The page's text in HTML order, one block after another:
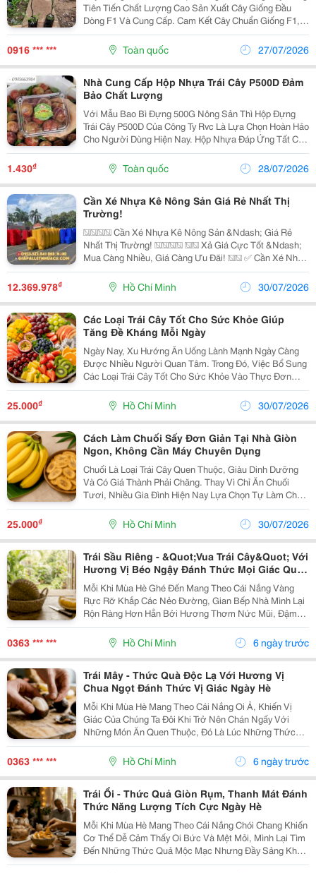
Tiên Tiến Chất Lượng Cao Sản Xuất Cây Giống Đầu
Dòng F1 Và Cung Cấp. Cam Kết Cây Chuẩn Giống F1,
Chất Lượng Cao. Sđt: 0916.430.455 * Đặc Điểm: Cây
Giống Và Trái Cây Cam Xoàn Rất Chắc Khoẻ, Cho Trái...
0916 *** *** Toàn quốc 27/07/2026
Nhà Cung Cấp Hộp Nhựa Trái Cây P500D Đảm
Bảo Chất Lượng
Với Mẫu Bao Bì Đựng 500G Nông Sản Thì Hộp Đựng
Trái Cây P500D Của Công Ty Rvc Là Lựa Chọn Hoàn Hảo
Cho Người Dùng Hiện Nay. Hộp Nhựa Đáp Ứng Tất Cả
Các Tiêu Chí Trong Đóng Gói Cũng Như Bảo Quản Nông
Sản, Mang Đến Giải Pháp Tòan Diện Cho Doanh
Nghiệp,...
1.430₫ Toàn quốc 28/07/2026
Cần Xé Nhựa Kê Nông Sản Giá Rẻ Nhất Thị
Trường!
���� Cần Xé Nhựa Kê Nông Sản &Ndash; Giá Rẻ
Nhất Thị Trường! ���� �� Xả Giá Cực Tốt &Ndash;
Mua Càng Nhiều, Giá Càng Ưu Đãi! �� ✅ Cần Xé Nhựa
Bền Đẹp, Chịu Lực Tốt �� ✅ Phù Hợp Đựng Trái Cây
���� , Rau Củ ���� , Lúa �� , Hải Sản ���� Và
Nhiều...
12.369.978₫ Hồ Chí Minh 30/07/2026
Các Loại Trái Cây Tốt Cho Sức Khỏe Giúp
Tăng Đề Kháng Mỗi Ngày
Ngày Nay, Xu Hướng Ăn Uống Lành Mạnh Ngày Càng
Được Nhiều Người Quan Tâm. Trong Đó, Việc Bổ Sung
Các Loại Trái Cây Tốt Cho Sức Khỏe Vào Thực Đơn
Hằng Ngày Là Cách Đơn Giản Giúp Cơ Thể Hấp Thụ
Nhiều Vitamin, Khoáng Chất Và Chất Chống Oxy Hóa
Tự Nhiên....
25.000₫ Hồ Chí Minh 30/07/2026
Cách Làm Chuối Sấy Đơn Giản Tại Nhà Giòn
Ngon, Không Cần Máy Chuyên Dụng
Chuối Là Loại Trái Cây Quen Thuộc, Giàu Dinh Dưỡng
Và Có Giá Thành Phải Chăng. Thay Vì Chỉ Ăn Chuối
Tươi, Nhiều Gia Đình Hiện Nay Lựa Chọn Tự Làm Chuối
Sấy Để Tạo Ra Món Ăn Vặt Thơm Ngon, Tiện Lợi Và An
Toàn Cho Sức Khỏe. Không Chỉ Giúp Bảo Quản...
25.000₫ Hồ Chí Minh 30/07/2026
Trái Sầu Riêng - &Quot;Vua Trái Cây&Quot; Với
Hương Vị Béo Ngậy Đánh Thức Mọi Giác Quan
Ngày Hè
Mỗi Khi Mùa Hè Ghé Đến Mang Theo Cái Nắng Vàng
Rực Rỡ Khắp Các Nẻo Đường, Gian Bếp Nhà Mình Lại
Rộn Ràng Hơn Hẳn Bởi Hương Thơm Nức Mũi, Đậm
Đà Khó Cưỡng Của Những Múi Sầu Riêng Chín Cây.
Giữa Muôn Vàn Các Loại Trái Cây Mùa Hè , Sầu Riêng
Luôn Giữ...
0363 *** *** Hồ Chí Minh 6 ngày trước
Trái Mây - Thức Quà Độc Lạ Với Hương Vị
Chua Ngọt Đánh Thức Vị Giác Ngày Hè
Mỗi Khi Mùa Hè Mang Theo Cái Nắng Oi Ả, Khiến Vị
Giác Của Chúng Ta Đôi Khi Trở Nên Chán Ngấy Với
Những Món Ăn Quen Thuộc, Đó Là Lúc Những Thức
Quà Độc Đáo Lên Ngôi. Giữa Muôn Vàn Các Loại Trái
Cây Mùa Hè Mọng Nước, Trái Mây (Hay Còn Gọi Là Quả
Salak)...
0363 *** *** Hồ Chí Minh 6 ngày trước
Trái Ổi - Thức Quả Giòn Rụm, Thanh Mát Đánh
Thức Năng Lượng Tích Cực Ngày Hè
Mỗi Khi Mùa Hè Mang Theo Cái Nắng Chói Chang Khiến
Cơ Thể Dễ Cảm Thấy Oi Bức Và Mệt Mỏi, Mình Lại Tìm
Đến Những Thức Quả Mộc Mạc Nhưng Đầy Sảng Khoái
Để Giải Nhiệt. Giữa Muôn Vàn Các Loại Trái Cây Mùa